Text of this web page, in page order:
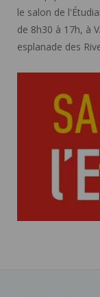
le salon de
de 8h30 à 17h, à
esplanade des